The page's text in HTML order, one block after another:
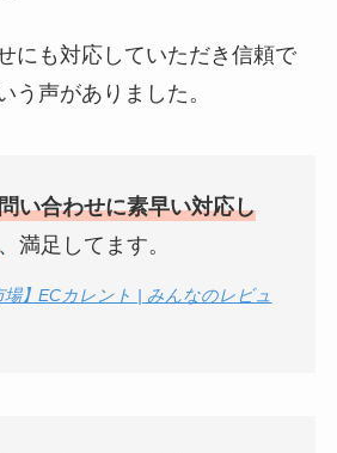
にも対応していただき信頼で
う声がありました。
い合わせに素早い対応し
満足してます。
場】ECカレント | みんなのレビュ